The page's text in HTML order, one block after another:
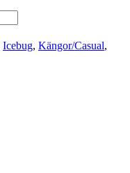
Icebug, Kängor/Casual,